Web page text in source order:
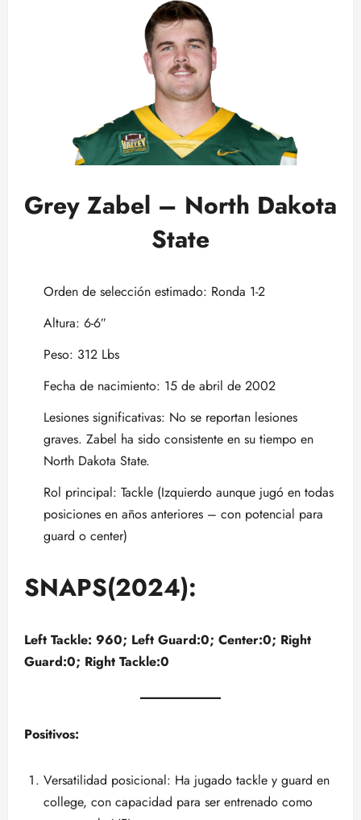
Grey Zabel – North Dakota
State
Orden de selección estimado: Ronda 1-2
Altura: 6-6″
Peso: 312 Lbs
Fecha de nacimiento: 15 de abril de 2002
Lesiones significativas: No se reportan lesiones
graves. Zabel ha sido consistente en su tiempo en
North Dakota State.
Rol principal: Tackle (Izquierdo aunque jugó en todas
posiciones en años anteriores – con potencial para
guard o center)
SNAPS(2024):
Left Tackle: 960; Left Guard:0; Center:0; Right
Guard:0; Right Tackle:0
Positivos:
Versatilidad posicional: Ha jugado tackle y guard en
college, con capacidad para ser entrenado como